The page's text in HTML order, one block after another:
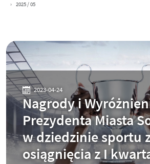
2025 / 05
2023-04-24
Nagrody i
Prezydenta Miasta
w dziedzinie sportu
osiągnięcia z I